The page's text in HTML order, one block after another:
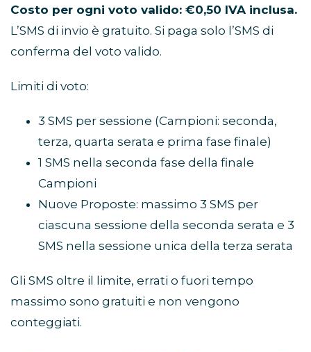
Costo per ogni voto valido: €0,50 IVA inclusa.
L’SMS di invio è gratuito. Si paga solo l’SMS di
conferma del voto valido.
Limiti di voto:
3 SMS per sessione (Campioni: seconda,
terza, quarta serata e prima fase finale)
1 SMS nella seconda fase della finale
Campioni
Nuove Proposte: massimo 3 SMS per
ciascuna sessione della seconda serata e 3
SMS nella sessione unica della terza serata
Gli SMS oltre il limite, errati o fuori tempo
massimo sono gratuiti e non vengono
conteggiati.